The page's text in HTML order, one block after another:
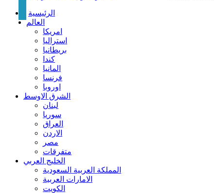
الرئيسية
العالم
امريكا
استراليا
بريطانيا
كندا
المانيا
فرنسا
اوروبا
الشرق الاوسط
لبنان
سوريا
العراق
الاردن
مصر
متفرقات
الخليج العربي
المملكة العربية السعودية
الامارات العربية
الكويت